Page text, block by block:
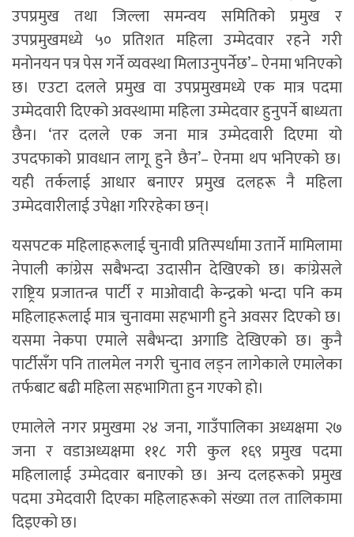
उपप्रमुख तथा जिल्ला समन्वय समितिको प्रमुख र
उपप्रमुखमध्ये ५० प्रतिशत महिला उम्मेदवार रहने गरी
मनोनयन पत्र पेस गर्ने व्यवस्था मिलाउनुपर्नेछ’– ऐनमा भनिएको
छ। एउटा दलले प्रमुख वा उपप्रमुखमध्ये एक मात्र पदमा
उम्मेदवारी दिएको अवस्थामा महिला उम्मेदवार हुनुपर्ने बाध्यता
छैन। ‘तर दलले एक जना मात्र उम्मेदवारी दिएमा यो
उपदफाको प्रावधान लागू हुने छैन’– ऐनमा थप भनिएको छ।
यही तर्कलाई आधार बनाएर प्रमुख दलहरू नै महिला
उम्मेदवारीलाई उपेक्षा गरिरहेका छन्।
यसपटक महिलाहरूलाई चुनावी प्रतिस्पर्धामा उतार्ने मामिलामा
नेपाली कांग्रेस सबैभन्दा उदासीन देखिएको छ। कांग्रेसले
राष्ट्रिय प्रजातन्त्र पार्टी र माओवादी केन्द्रको भन्दा पनि कम
महिलाहरूलाई मात्र चुनावमा सहभागी हुने अवसर दिएको छ।
यसमा नेकपा एमाले सबैभन्दा अगाडि देखिएको छ। कुनै
पार्टीसँग पनि तालमेल नगरी चुनाव लड्न लागेकाले एमालेका
तर्फबाट बढी महिला सहभागिता हुन गएको हो।
एमालेले नगर प्रमुखमा २४ जना, गाउँपालिका अध्यक्षमा २७
जना र वडाअध्यक्षमा ११८ गरी कुल १६९ प्रमुख पदमा
महिलालाई उम्मेदवार बनाएको छ। अन्य दलहरूको प्रमुख
पदमा उमेदवारी दिएका महिलाहरूको संख्या तल तालिकामा
दिइएको छ।